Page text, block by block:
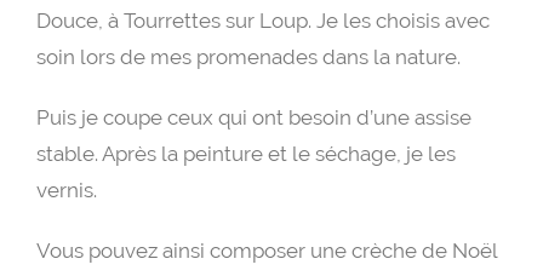
Douce, à Tourrettes sur Loup. Je les choisis avec
soin lors de mes promenades dans la nature.
Puis je coupe ceux qui ont besoin d’une assise
stable. Après la peinture et le séchage, je les
vernis.
Vous pouvez ainsi composer une crèche de Noël